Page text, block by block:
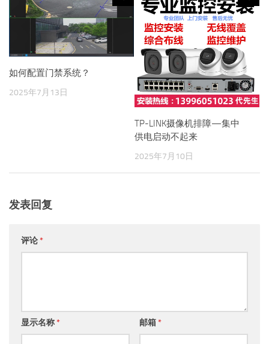
如何配置门禁系统？
2025年7月13日
TP-LINK摄像机排障—集中
供电启动不起来
2025年7月10日
发表回复
评论*
显示名称* 邮箱*